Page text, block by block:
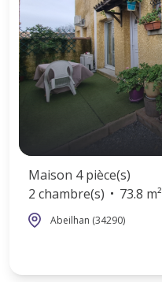
Maison 4 pièce(s)
2 chambre(s)
73.8 m²
Abeilhan (34290)